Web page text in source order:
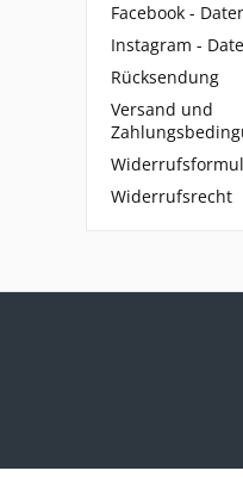
Facebook -
Instagram -
Rücksendung
Versand und
Widerrufsrecht